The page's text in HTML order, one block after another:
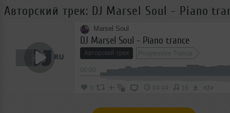
Авторский трек: DJ Marsel Soul - Piano
Marsel Soul
DJ Marsel Soul - Piano trance
Авторский трек Progressive Trance
16 </>